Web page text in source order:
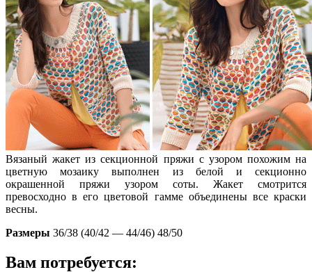
Вязаный жакет из секционной пряжи с узором похожим на
цветную мозаику выполнен из белой и секционно
окрашенной пряжи узором соты. Жакет смотрится
превосходно в его цветовой гамме объединены все краски
весны.
Размеры 36/38 (40/42 — 44/46) 48/50
Вам потребуется: